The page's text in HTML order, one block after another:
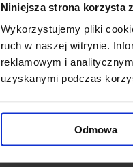
Niniejsza strona korzysta
Wykorzystujemy pliki
ruch w naszej witrynie.
reklamowym i
uzyskanymi podczas
Odmowa
lower levels. Currently, a
presents the
Connected
Plac Unii Lubelskiej